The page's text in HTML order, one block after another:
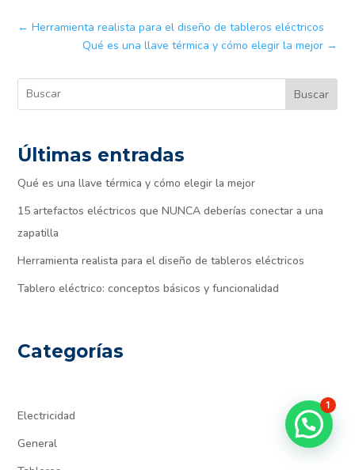
←Herramienta realista para el diseño de tableros eléctricos
Qué es una llave térmica y cómo elegir la mejor→
Buscar
Últimas entradas
Qué es una llave térmica y cómo elegir la mejor
15 artefactos eléctricos que NUNCA deberías conectar a una
zapatilla
Herramienta realista para el diseño de tableros eléctricos
Tablero eléctrico: conceptos básicos y funcionalidad
Categorías
Electricidad
General
1